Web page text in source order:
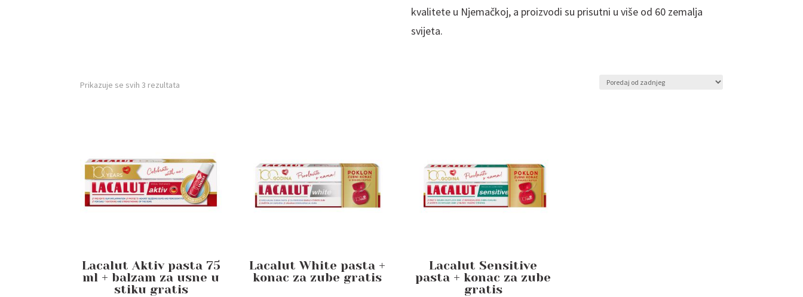
kvalitete u Njemačkoj, a proizvodi su prisutni u više od 60 zemalja
svijeta.
Prikazuje se svih 3 rezultata
Lacalut Aktiv pasta 75
ml + balzam za usne u
stiku gratis
Lacalut White pasta +
konac za zube gratis
Lacalut Sensitive
pasta + konac za zube
gratis